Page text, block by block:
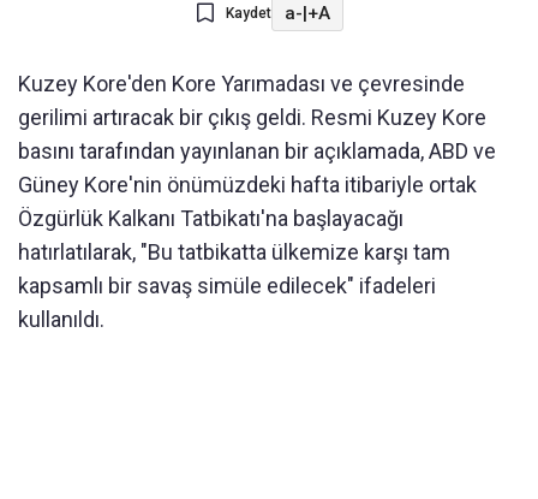
Kaydet a-|+A
Kuzey Kore'den Kore Yarımadası ve çevresinde
gerilimi artıracak bir çıkış geldi. Resmi Kuzey Kore
basını tarafından yayınlanan bir açıklamada, ABD ve
Güney Kore'nin önümüzdeki hafta itibariyle ortak
Özgürlük Kalkanı Tatbikatı'na başlayacağı
hatırlatılarak, "Bu tatbikatta ülkemize karşı tam
kapsamlı bir savaş simüle edilecek" ifadeleri
kullanıldı.